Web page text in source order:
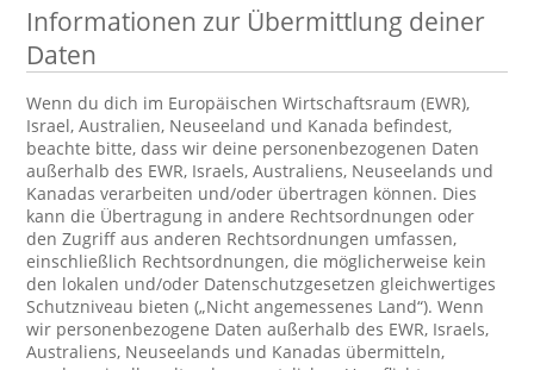
Informationen zur Übermittlung deiner
Daten
Wenn du dich im Europäischen Wirtschaftsraum (EWR),
Israel, Australien, Neuseeland und Kanada befindest,
beachte bitte, dass wir deine personenbezogenen Daten
außerhalb des EWR, Israels, Australiens, Neuseelands und
Kanadas verarbeiten und/oder übertragen können. Dies
kann die Übertragung in andere Rechtsordnungen oder
den Zugriff aus anderen Rechtsordnungen umfassen,
einschließlich Rechtsordnungen, die möglicherweise kein
den lokalen und/oder Datenschutzgesetzen gleichwertiges
Schutzniveau bieten („Nicht angemessenes Land“). Wenn
wir personenbezogene Daten außerhalb des EWR, Israels,
Australiens, Neuseelands und Kanadas übermitteln,